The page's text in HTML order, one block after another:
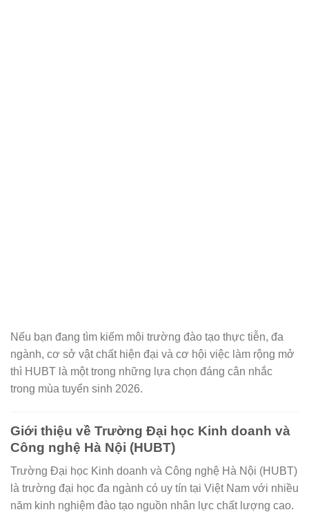
Nếu bạn đang tìm kiếm môi trường đào tạo thực tiễn, đa
ngành, cơ sở vật chất hiện đại và cơ hội việc làm rộng mở
thì HUBT là một trong những lựa chọn đáng cân nhắc
trong mùa tuyển sinh 2026.
Giới thiệu về Trường Đại học Kinh doanh và
Công nghệ Hà Nội (HUBT)
Trường Đại học Kinh doanh và Công nghệ Hà Nội (HUBT)
là trường đại học đa ngành có uy tín tại Việt Nam với nhiều
năm kinh nghiệm đào tạo nguồn nhân lực chất lượng cao.